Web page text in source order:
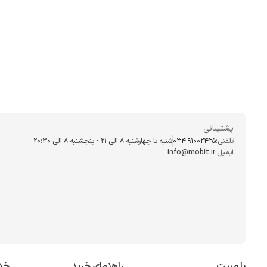
را هم
تفاوت بین مودم و
روتر مسئول
وجود روتر،
پشتیبانی
تلفنی:034-91002425شنبه تا چهارشنبه ۸ الی ۲۱ - پنجشنبه 8 الی ۲۰:۳۰
ایمیل:info@mobit.ir